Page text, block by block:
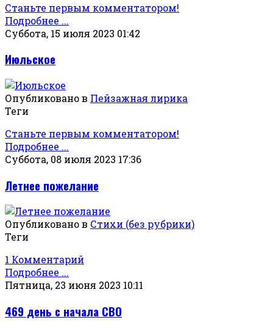
Станьте первым комментатором!
Подробнее ...
Суббота, 15 июля 2023 01:42
Июльское
Опубликовано в Пейзажная лирика
Теги
Станьте первым комментатором!
Подробнее ...
Суббота, 08 июля 2023 17:36
Летнее пожелание
Опубликовано в Стихи (без рубрики)
Теги
1 Комментарий
Подробнее ...
Пятница, 23 июня 2023 10:11
469 день с начала СВО